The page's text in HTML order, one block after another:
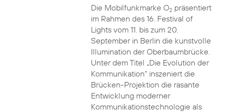
Die Mobilfunkmarke O2präsentiert
im Rahmen des 16. Festival of
Lights vom 11. bis zum 20.
September in Berlin die kunstvolle
Illumination der Oberbaumbrücke.
Unter dem Titel „Die Evolution der
Kommunikation“ inszeniert die
Brücken-Projektion die rasante
Entwicklung moderner
Kommunikationstechnologie als